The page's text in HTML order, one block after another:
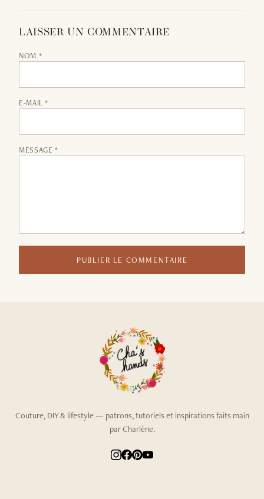
LAISSER UN COMMENTAIRE
NOM *
E-MAIL *
MESSAGE *
PUBLIER LE COMMENTAIRE
Couture, DIY & lifestyle — patrons, tutoriels et inspirations faits main
par Charlène.